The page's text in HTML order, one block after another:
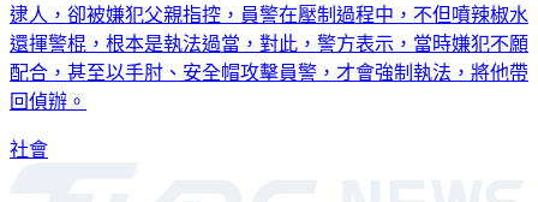
逮人，卻被嫌犯父親指控，員警在壓制過程中，不但噴辣椒水
還揮警棍，根本是執法過當，對此，警方表示，當時嫌犯不願
配合，甚至以手肘、安全帽攻擊員警，才會強制執法，將他帶
回偵辦。
社會